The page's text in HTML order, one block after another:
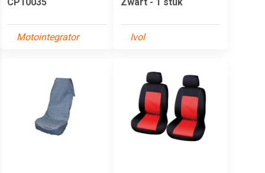
Motointegrator Ivol